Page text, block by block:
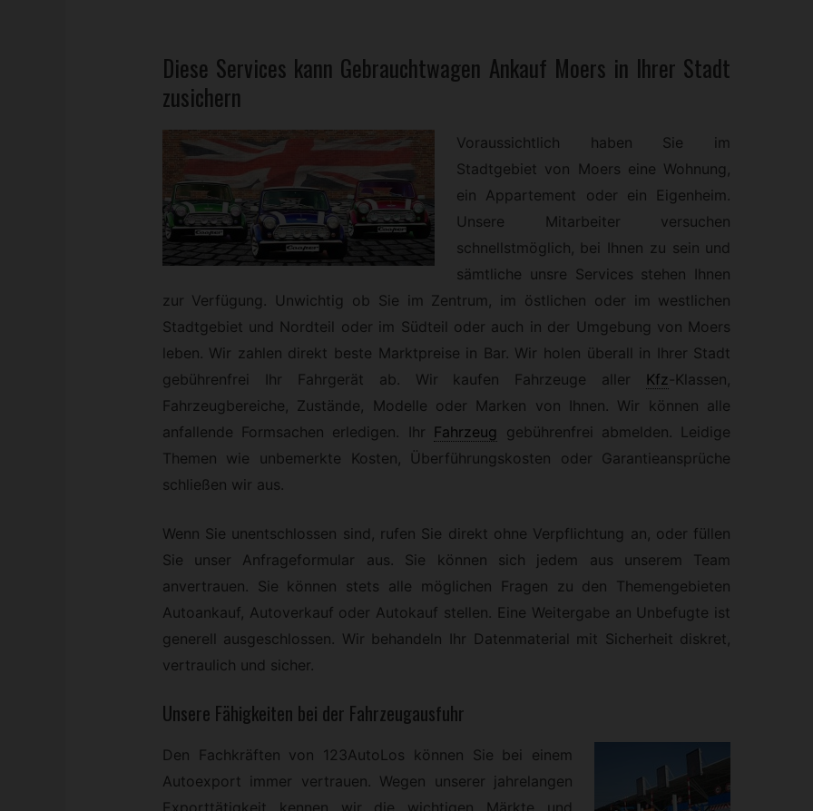
Diese Services kann Gebrauchtwagen Ankauf Moers in Ihrer Stadt
zusichern
Voraussichtlich haben Sie im
Stadtgebiet von Moers eine Wohnung,
ein Appartement oder ein Eigenheim.
Unsere Mitarbeiter versuchen
schnellstmöglich, bei Ihnen zu sein und
sämtliche unsre Services stehen Ihnen
zur Verfügung. Unwichtig ob Sie im Zentrum, im östlichen oder im westlichen
Stadtgebiet und Nordteil oder im Südteil oder auch in der Umgebung von Moers
leben. Wir zahlen direkt beste Marktpreise in Bar. Wir holen überall in Ihrer Stadt
gebührenfrei Ihr Fahrgerät ab. Wir kaufen Fahrzeuge aller
Kfz Klassen,
Fahrzeugbereiche, Zustände, Modelle oder Marken von Ihnen. Wir können alle
anfallende Formsachen erledigen. Ihr Fahrzeug
gebührenfrei abmelden. Leidige
Themen wie unbemerkte Kosten, Überführungskosten oder Garantieansprüche
schließen wir aus.
Wenn Sie unentschlossen sind, rufen Sie direkt ohne Verpflichtung an, oder füllen
Sie unser Anfrageformular aus. Sie können sich jedem aus unserem Team
anvertrauen. Sie können stets alle möglichen Fragen zu den Themengebieten
Autoankauf, Autoverkauf oder Autokauf stellen. Eine Weitergabe an Unbefugte ist
generell ausgeschlossen. Wir behandeln Ihr Datenmaterial mit Sicherheit diskret,
vertraulich und sicher.
Unsere Fähigkeiten bei der Fahrzeugausfuhr
Den Fachkräften von 123AutoLos können Sie bei einem
Autoexport immer vertrauen. Wegen unserer jahrelangen
Exporttätigkeit kennen wir die wichtigen Märkte und